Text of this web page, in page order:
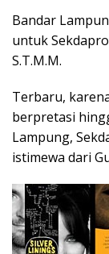
Bandar
untuk
S.T.M.M.
Terbaru,
berpretasi
Lampung,
istimewa dari